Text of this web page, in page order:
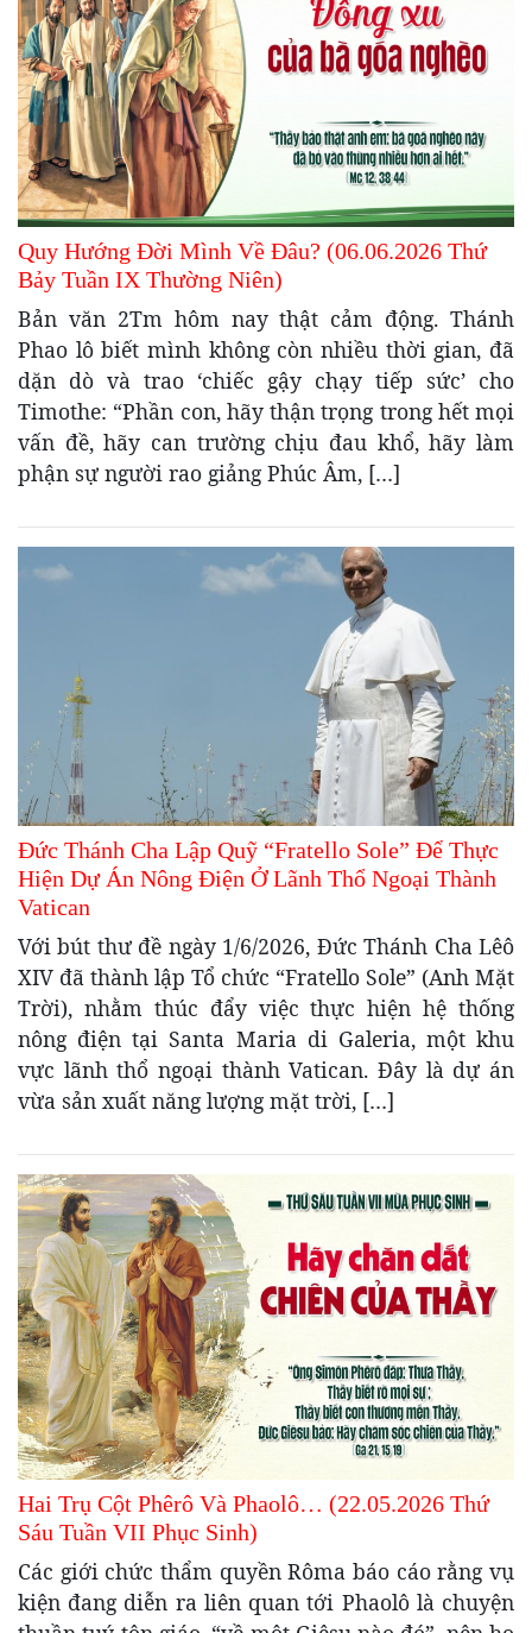
Quy Hướng Đời Mình Về Đâu? (06.06.2026 Thứ
Bảy Tuần IX Thường Niên)
Bản văn 2Tm hôm nay thật cảm động. Thánh
Phao lô biết mình không còn nhiều thời gian, đã
dặn dò và trao ‘chiếc gậy chạy tiếp sức’ cho
Timothe: “Phần con, hãy thận trọng trong hết mọi
vấn đề, hãy can trường chịu đau khổ, hãy làm
phận sự người rao giảng Phúc Âm, […]
Đức Thánh Cha Lập Quỹ “Fratello Sole” Để Thực
Hiện Dự Án Nông Điện Ở Lãnh Thổ Ngoại Thành
Vatican
Với bút thư đề ngày 1/6/2026, Đức Thánh Cha Lêô
XIV đã thành lập Tổ chức “Fratello Sole” (Anh Mặt
Trời), nhằm thúc đẩy việc thực hiện hệ thống
nông điện tại Santa Maria di Galeria, một khu
vực lãnh thổ ngoại thành Vatican. Đây là dự án
vừa sản xuất năng lượng mặt trời, […]
Hai Trụ Cột Phêrô Và Phaolô… (22.05.2026 Thứ
Sáu Tuần VII Phục Sinh)
Các giới chức thẩm quyền Rôma báo cáo rằng vụ
kiện đang diễn ra liên quan tới Phaolô là chuyện